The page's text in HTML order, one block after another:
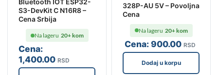
Bluetooth IOT ESP32-
S3-DevKit C N16R8 –
Cena Srbija
Cena:
1,400.00 RSD
Na lageru 20+ kom
328P-AU 5V – Povoljna
Cena
Cena:900.00 RSD
Na lageru 20+ kom
Dodaj u korpu